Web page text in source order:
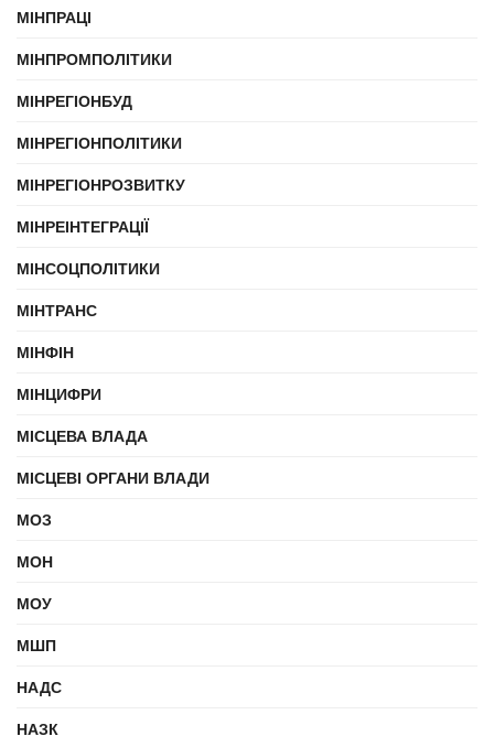
МІНПРАЦІ
МІНПРОМПОЛІТИКИ
МІНРЕГІОНБУД
МІНРЕГІОНПОЛІТИКИ
МІНРЕГІОНРОЗВИТКУ
МІНРЕІНТЕГРАЦІЇ
МІНСОЦПОЛІТИКИ
МІНТРАНС
МІНФІН
МІНЦИФРИ
МІСЦЕВА ВЛАДА
МІСЦЕВІ ОРГАНИ ВЛАДИ
МОЗ
МОН
МОУ
МШП
НАДС
НАЗК